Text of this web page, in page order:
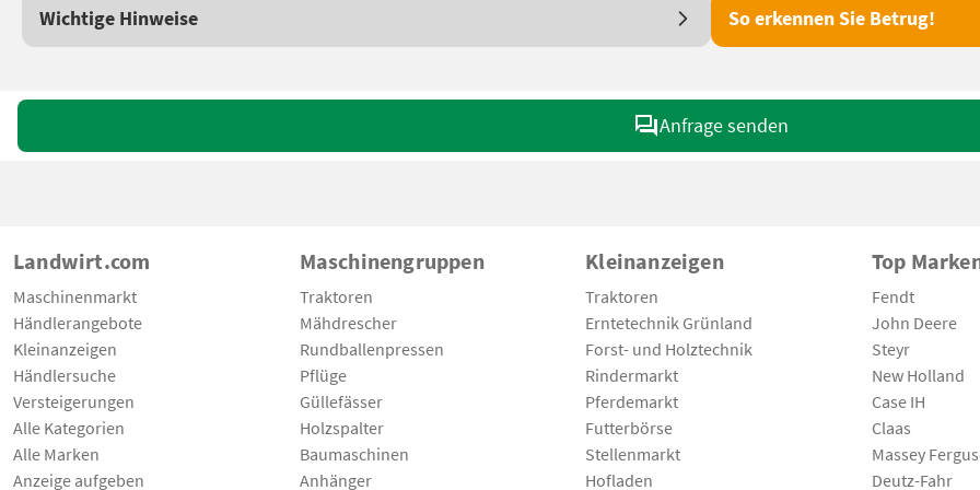
Wichtige Hinweise So erkennen Sie Betrug!
Anfrage senden
Landwirt.com
Maschinenmarkt
Händlerangebote
Kleinanzeigen
Händlersuche
Versteigerungen
Alle Kategorien
Alle Marken
Anzeige aufgeben
Maschinengruppen
Traktoren
Mähdrescher
Rundballenpressen
Pflüge
Güllefässer
Holzspalter
Baumaschinen
Anhänger
Kleinanzeigen
Traktoren
Erntetechnik Grünland
Forst- und Holztechnik
Rindermarkt
Pferdemarkt
Futterbörse
Stellenmarkt
Hofladen
Top
Fendt
John Deere
Steyr
New Holland
Case IH
Claas
Massey
Deutz-Fahr